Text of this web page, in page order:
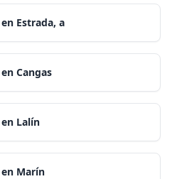
Estrada, a
Cangas
Lalín
Marín